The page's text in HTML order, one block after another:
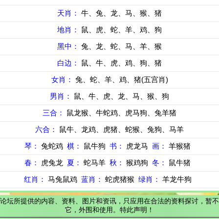
天肖： 牛、兔、龙、马、猴、猪
地肖： 鼠、虎、蛇、羊、鸡、狗
黑中： 兔、龙、蛇、马、羊、猴
白边： 鼠、牛、虎、鸡、狗、猪
女肖： 兔、蛇、羊、鸡、猪(五宫肖)
男肖： 鼠、牛、虎、龙、马、猴、狗
三合： 鼠龙猴、牛蛇鸡、虎马狗、兔羊猪
六合： 鼠牛、龙鸡、虎猪、蛇猴、兔狗、马羊
琴： 兔蛇鸡 棋： 鼠牛狗 书： 虎龙马 画： 羊猴猪
春： 虎兔龙 夏： 蛇马羊 秋： 猴鸡狗 冬： 鼠牛猪
红肖： 马兔鼠鸡 蓝肖： 蛇虎猪猴 绿肖： 羊龙牛狗
坛所提供的内容、资料、图片和资讯，只应用在合法的资料探讨，暂
它，外围和使用。特此声明！